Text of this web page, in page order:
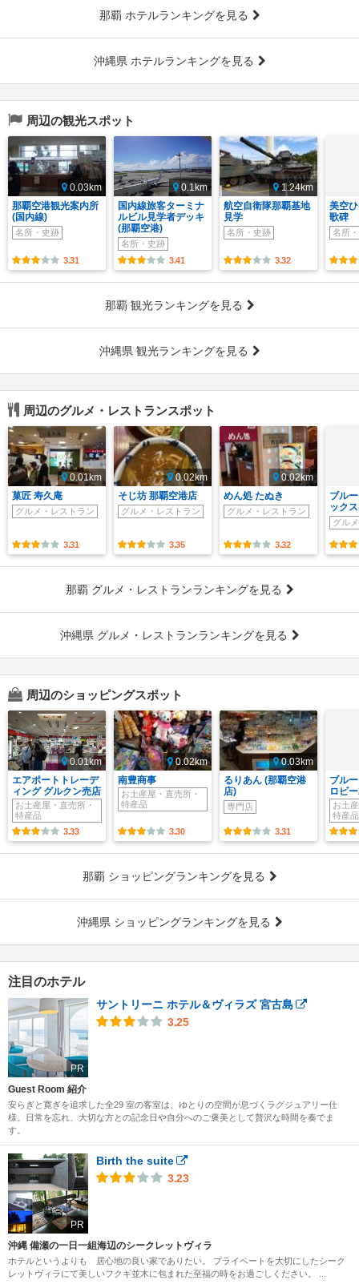
那覇 ホテルランキングを見る
沖縄県 ホテルランキングを見る
周辺の観光スポット
0.03km
那覇空港観光案内所
(国内線)
名所・史跡
3.31
0.1km
国内線旅客ターミナ
ルビル見学者デッキ
(那覇空港)
名所・史跡
3.41
1.24km
航空自衛隊那覇基地
見学
名所・史跡
3.32
美空
歌碑
名所
那覇 観光ランキングを見る
沖縄県 観光ランキングを見る
周辺のグルメ・レストランスポット
0.01km
菓匠 寿久庵
グルメ・レストラン
3.31
0.02km
そじ坊 那覇空港店
グルメ・レストラン
3.35
0.02km
めん処 たぬき
グルメ・レストラン
3.32
ブル
ック
グル
那覇 グルメ・レストランランキングを見る
沖縄県 グルメ・レストランランキングを見る
周辺のショッピングスポット
0.01km
エアポートトレーデ
ィング グルクン売店
お土産屋・直売所・
特産品
3.33
0.02km
南豊商事
お土産屋・直売所・
特産品
3.30
0.03km
るりあん (那覇空港
店)
専門店
3.31
ブル
ロビ
お土
特産品
那覇 ショッピングランキングを見る
沖縄県 ショッピングランキングを見る
注目のホテル
PR
サントリーニ ホテル＆ヴィラズ 宮古島
3.25
Guest Room 紹介
安らぎと寛ぎを追求した全29 室の客室は、ゆとりの空間が息づくラグジュアリー仕
様。日常を忘れ、大切な方との記念日や自分へのご褒美として贅沢な時間を奏でま
す。
PR
Birth the suite
3.23
沖縄 備瀬の一日一組海辺のシークレットヴィラ
ホテルというよりも 居心地の良い家でありたい。 プライベートを大切にしたシーク
レットヴィラにて美しいフクギ並木に包まれた至福の時をお過ごしください。 ...